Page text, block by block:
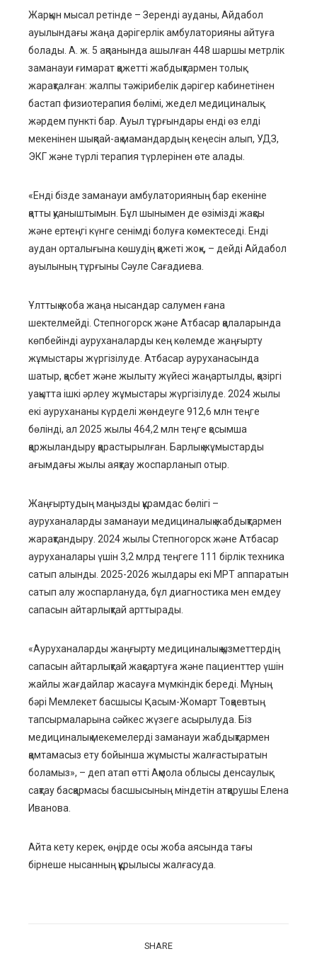
Жарқын мысал ретінде – Зеренді ауданы, Айдабол
ауылындағы жаңа дәрігерлік амбулаторияны айтуға
болады. А. ж. 5 ақпанында ашылған 448 шаршы метрлік
заманауи ғимарат қажетті жабдықтармен толық
жарақталған: жалпы тәжірибелік дәрігер кабинетінен
бастап физиотерапия бөлімі, жедел медициналық
жәрдем пункті бар. Ауыл тұрғындары енді өз елді
мекенінен шықпай-ақ мамандардың кеңесін алып, УДЗ,
ЭКГ және түрлі терапия түрлерінен өте алады.
«Енді бізде заманауи амбулаторияның бар екеніне
қатты қуаныштымын. Бұл шынымен де өзімізді жақсы
және ертеңгі күнге сенімді болуға көмектеседі. Енді
аудан орталығына көшудің қажеті жоқ», – дейді Айдабол
ауылының тұрғыны Сәуле Сағадиева.
Ұлттық жоба жаңа нысандар салумен ғана
шектелмейді. Степногорск және Атбасар қалаларында
көпбейінді ауруханаларды кең көлемде жаңғырту
жұмыстары жүргізілуде. Атбасар ауруханасында
шатыр, қасбет және жылыту жүйесі жаңартылды, қазіргі
уақытта ішкі әрлеу жұмыстары жүргізілуде. 2024 жылы
екі аурухананы күрделі жөндеуге 912,6 млн теңге
бөлінді, ал 2025 жылы 464,2 млн теңге қосымша
қаржыландыру қарастырылған. Барлық жұмыстарды
ағымдағы жылы аяқтау жоспарланып отыр.
Жаңғыртудың маңызды құрамдас бөлігі –
ауруханаларды заманауи медициналық жабдықтармен
жарақтандыру. 2024 жылы Степногорск және Атбасар
ауруханалары үшін 3,2 млрд теңгеге 111 бірлік техника
сатып алынды. 2025-2026 жылдары екі МРТ аппаратын
сатып алу жоспарлануда, бұл диагностика мен емдеу
сапасын айтарлықтай арттырады.
«Ауруханаларды жаңғырту медициналық қызметтердің
сапасын айтарлықтай жақсартуға және пациенттер үшін
жайлы жағдайлар жасауға мүмкіндік береді. Мұның
бәрі Мемлекет басшысы Қасым-Жомарт Тоқаевтың
тапсырмаларына сәйкес жүзеге асырылуда. Біз
медициналық мекемелерді заманауи жабдықтармен
қамтамасыз ету бойынша жұмысты жалғастыратын
боламыз», – деп атап өтті Ақмола облысы денсаулық
сақтау басқармасы басшысының міндетін атқарушы Елена
Иванова.
Айта кету керек, өңірде осы жоба аясында тағы
бірнеше нысанның құрылысы жалғасуда.
SHARE